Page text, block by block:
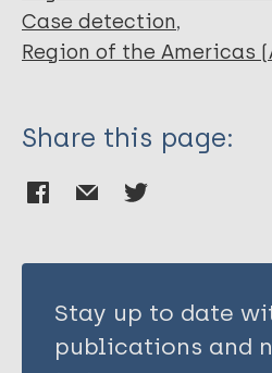
Case detection
Region of the Americas
Share this page:
Stay up to date
publications and